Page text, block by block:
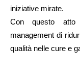
iniziative mirate.
Con questo atto
management di
qualità nelle cure e